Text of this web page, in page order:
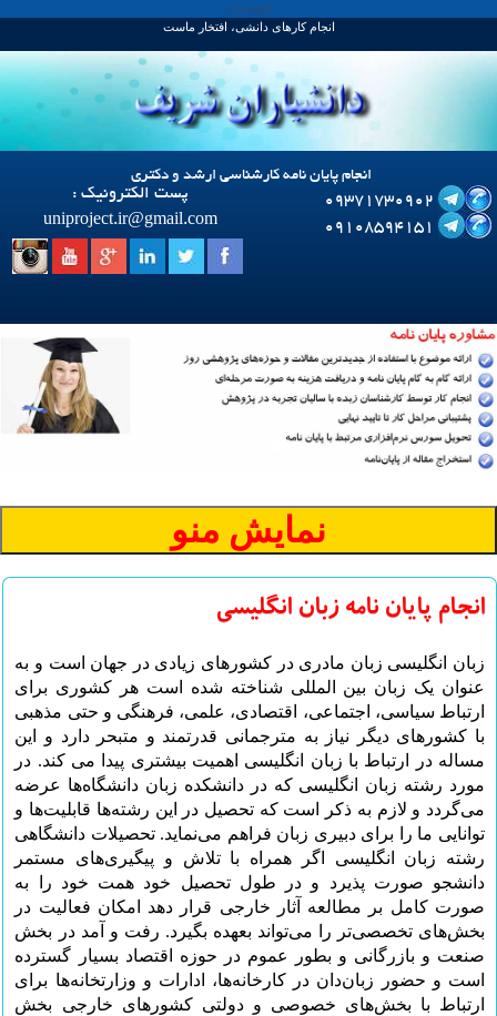
Google+
انجام کارهای دانشی، افتخار ماست
انجام پایان نامه کارشناسی ارشد و دکتری
پست الکترونیک :
uniproject.ir@gmail.com
انجام پایان نامه زبان انگلیسی
زبان انگلیسی زبان مادری در کشورهای زیادی در جهان است و به
عنوان یک زبان بین المللی شناخته شده است هر کشوری برای
ارتباط سیاسی، اجتماعی، اقتصادی، علمی، فرهنگی و حتی مذهبی
با کشورهای دیگر نیاز به مترجمانی قدرتمند و متبحر دارد و این
مساله در ارتباط با زبان انگلیسی اهمیت بیشتری پیدا می کند. در
مورد رشته زبان انگلیسی که در دانشکده زبان دانشگاه‌ها عرضه
می‌گردد و لازم به ذکر است که تحصیل در این رشته‌ها قابلیت‌ها و
توانایی ما را برای دبیری زبان فراهم می‌نماید. تحصیلات دانشگاهی
رشته زبان انگلیسی اگر همراه با تلاش و پیگیری‌های مستمر
دانشجو صورت پذیرد و در طول تحصیل خود همت خود را به
صورت کامل بر مطالعه آثار خارجی قرار دهد امکان فعالیت در
بخش‌های تخصصی‌تر را می‌تواند بعهده بگیرد. رفت و آمد در بخش
صنعت و بازرگانی و بطور عموم در حوزه اقتصاد بسیار گسترده
است و حضور زبان‌دان در کارخانه‌ها، ادارات و وزارتخانه‌ها برای
ارتباط با بخش‌های خصوصی و دولتی کشورهای خارجی بخش